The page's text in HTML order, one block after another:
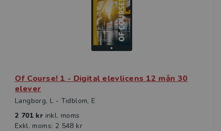
Of Course! 1 - Digital elevlicens 12 mån 30
elever
Langborg, L - Tidblom, E
2 701 kr inkl. moms
Exkl. moms: 2 548 kr